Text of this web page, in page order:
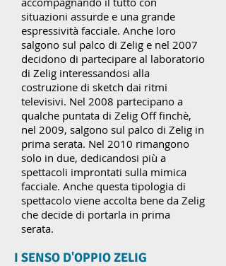
situazioni assurde e una grande
espressività facciale. Anche loro
salgono sul palco di Zelig e nel 2007
decidono di partecipare al laboratorio
di Zelig interessandosi alla
costruzione di sketch dai ritmi
televisivi. Nel 2008 partecipano a
qualche puntata di Zelig Off finchè,
nel 2009, salgono sul palco di Zelig in
prima serata. Nel 2010 rimangono
solo in due, dedicandosi più a
spettacoli improntati sulla mimica
facciale. Anche questa tipologia di
spettacolo viene accolta bene da Zelig
che decide di portarla in prima
serata.
I SENSO D'OPPIO ZELIG